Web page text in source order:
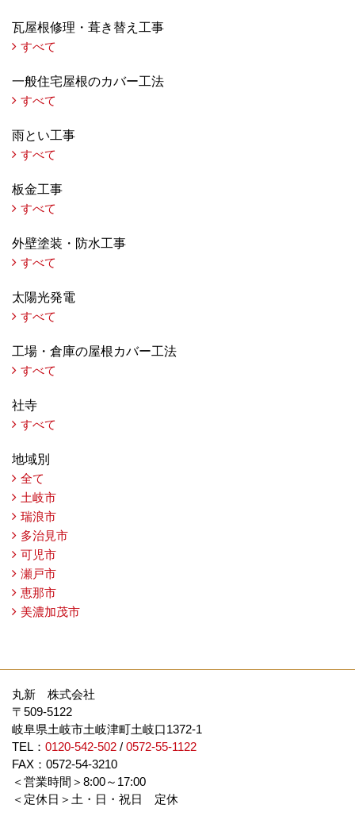
瓦屋根修理・葺き替え工事
すべて
一般住宅屋根のカバー工法
すべて
雨とい工事
すべて
板金工事
すべて
外壁塗装・防水工事
すべて
太陽光発電
すべて
工場・倉庫の屋根カバー工法
すべて
社寺
すべて
地域別
全て
土岐市
瑞浪市
多治見市
可児市
瀬戸市
恵那市
美濃加茂市
丸新 株式会社
〒509-5122
岐阜県土岐市土岐津町土岐口1372-1
TEL： 0120-542-502 / 0572-55-1122
FAX：0572-54-3210
＜営業時間＞8:00～17:00
＜定休日＞土・日・祝日 定休